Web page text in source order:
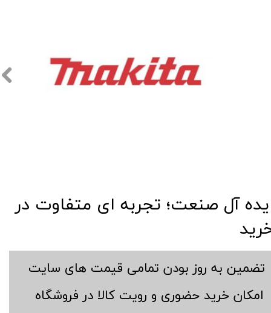
​تضمین به روز بودن تمامی قیمت های سایت
​امکان خرید حضوری و رویت کالا در فروشگاه
آل صنعت؛ تجربه ای متفاوت در